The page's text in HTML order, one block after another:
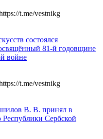
t.me/vestnikg
состоялся
81-й годовщине
войне
t.me/vestnikg
В. В. принял в
Сербской